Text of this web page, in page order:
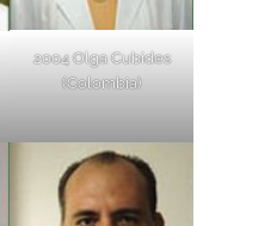
2004 Olga Cubides
(Colombia)